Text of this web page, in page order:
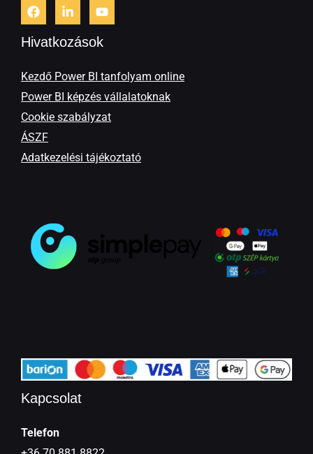
Hivatkozások
Kezdő Power BI tanfolyam online
Power BI képzés vállalatoknak
Cookie szabályzat
ÁSZF
Adatkezelési tájékoztató
Kapcsolat
Telefon